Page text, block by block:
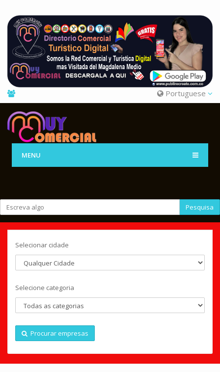
Portuguese
MENU
Pesquisa
Selecionar cidade
Selecione categoria
Procurar empresas